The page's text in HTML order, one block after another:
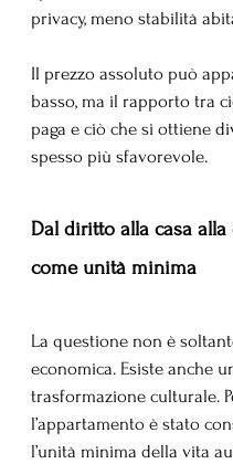
privacy, meno stabilità
Il prezzo assoluto può
basso, ma il rapporto tra
paga e ciò che si ottiene
spesso più sfavorevole.
Dal diritto alla casa alla
come unità minima
La questione non è
economica. Esiste anche
trasformazione culturale.
l’appartamento è stato
l’unità minima della vita